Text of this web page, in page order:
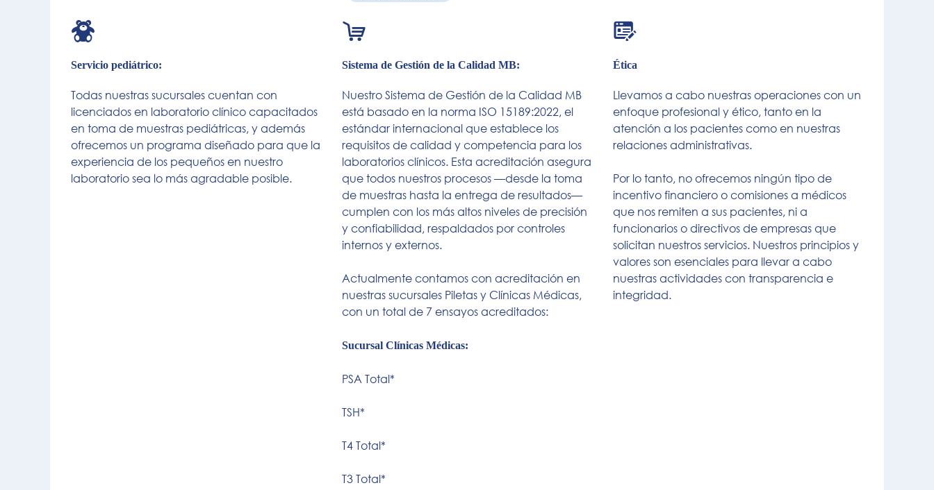
Servicio pediátrico:
Todas nuestras sucursales cuentan con
licenciados en laboratorio clínico capacitados
en toma de muestras pediátricas, y además
ofrecemos un programa diseñado para que la
experiencia de los pequeños en nuestro
laboratorio sea lo más agradable posible.
Sistema de Gestión de la Calidad MB:
Nuestro Sistema de Gestión de la Calidad MB
está basado en la norma ISO 15189:2022, el
estándar internacional que establece los
requisitos de calidad y competencia para los
laboratorios clínicos. Esta acreditación asegura
que todos nuestros procesos —desde la toma
de muestras hasta la entrega de resultados—
cumplen con los más altos niveles de precisión
y confiabilidad, respaldados por controles
internos y externos.
Actualmente contamos con acreditación en
nuestras sucursales Piletas y Clínicas Médicas,
con un total de 7 ensayos acreditados:
Sucursal Clínicas Médicas:
PSA Total*
TSH*
T4 Total*
T3 Total*
Ética
Llevamos a cabo nuestras operaciones con un
enfoque profesional y ético, tanto en la
atención a los pacientes como en nuestras
relaciones administrativas.
Por lo tanto, no ofrecemos ningún tipo de
incentivo financiero o comisiones a médicos
que nos remiten a sus pacientes, ni a
funcionarios o directivos de empresas que
solicitan nuestros servicios. Nuestros principios y
valores son esenciales para llevar a cabo
nuestras actividades con transparencia e
integridad.